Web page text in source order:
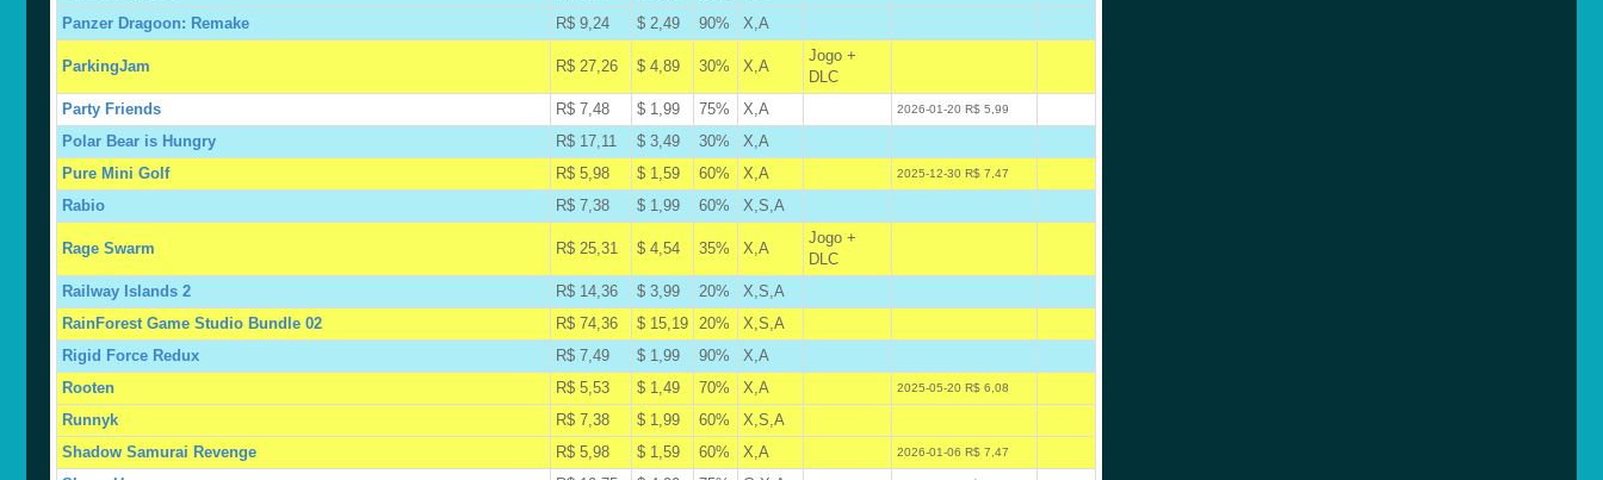
Panzer Dragoon: Remake
R$ 9,24 $ 2,49 90% X,A
ParkingJam R$ 27,26 $ 4,89 30% X,A
Jogo +
DLC
Party Friends R$ 7,48 $ 1,99 75% X,A 2026-01-20 R$ 5,99
Polar Bear is Hungry
R$ 17,11 $ 3,49 30% X,A
Pure Mini Golf
R$ 5,98 $ 1,59 60% X,A 2025-12-30 R$ 7,47
Rabio
R$ 7,38 $ 1,99 60% X,S,A
Rage Swarm R$ 25,31 $ 4,54 35% X,A
Jogo +
DLC
Railway Islands 2 R$ 14,36 $ 3,99 20% X,S,A
RainForest Game Studio Bundle 02
R$ 74,36 $ 15,19 20% X,S,A
Rigid Force Redux
R$ 7,49 $ 1,99 90% X,A
Rooten
R$ 5,53 $ 1,49 70% X,A 2025-05-20 R$ 6,08
Runnyk
R$ 7,38 $ 1,99 60% X,S,A
Shadow Samurai Revenge
R$ 5,98 $ 1,59 60% X,A 2026-01-06 R$ 7,47